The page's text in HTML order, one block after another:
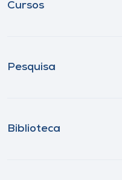
Cursos
Pesquisa
Biblioteca